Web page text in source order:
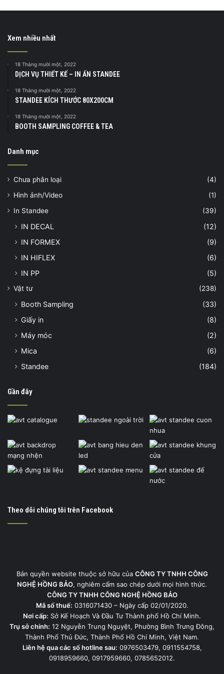
Xem nhiều nhất
18 Tháng mười một, 2022
DỊCH VỤ THIẾT KẾ – IN ẤN STANDEE
18 Tháng mười một, 2022
STANDEE KÍCH THƯỚC 80X200CM
18 Tháng mười một, 2022
BOOTH SAMPLING COFFEE & TEA
Danh mục
Chưa phân loại
(4)
Hình ảnh/Video
(1)
In Standee
(39)
IN DECAL
(12)
IN FORMEX
(9)
IN HIFLEX
(6)
IN PP
(5)
Vật tư (238)
Booth Sampling
(33)
Giấy in
(8)
Máy móc
(2)
Mica
(6)
Standee
(184)
Gần đây
Theo dõi chúng tôi trên Facebook
Bản quyền website thuộc sở hữu của CÔNG TY TNHH CÔNG
NGHỆ HỒNG BẢO, nghiêm cấm sao chép dưới mọi hình thức.
CÔNG TY TNHH CÔNG NGHỆ HỒNG BẢO
Mã số thuế: 0316071430 – Ngày cấp 02/01/2020.
Nơi cấp: Sở Kế Hoạch Và Đầu Tư Thành phố Hồ Chí Minh.
Trụ sở chính: 12 Nguyễn Trung Nguyệt, Phường Bình Trưng Đông,
Thành Phố Thủ Đức, Thành Phố Hồ Chí Minh, Việt Nam.
Liên hệ qua các số hotline sau: 0976503479, 0911554758,
0918959660, 0917959660, 0785652012.